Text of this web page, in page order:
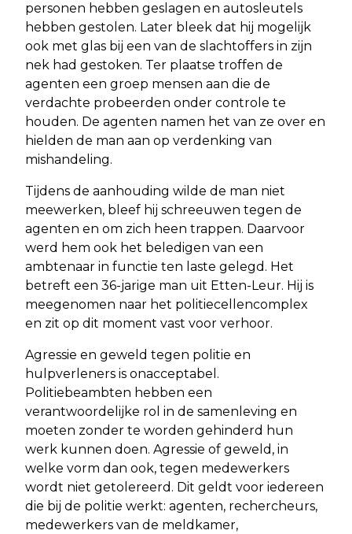
personen hebben geslagen en autosleutels
hebben gestolen. Later bleek dat hij mogelijk
ook met glas bij een van de slachtoffers in zijn
nek had gestoken. Ter plaatse troffen de
agenten een groep mensen aan die de
verdachte probeerden onder controle te
houden. De agenten namen het van ze over en
hielden de man aan op verdenking van
mishandeling.
Tijdens de aanhouding wilde de man niet
meewerken, bleef hij schreeuwen tegen de
agenten en om zich heen trappen. Daarvoor
werd hem ook het beledigen van een
ambtenaar in functie ten laste gelegd. Het
betreft een 36-jarige man uit Etten-Leur. Hij is
meegenomen naar het politiecellencomplex
en zit op dit moment vast voor verhoor.
Agressie en geweld tegen politie en
hulpverleners is onacceptabel.
Politiebeambten hebben een
verantwoordelijke rol in de samenleving en
moeten zonder te worden gehinderd hun
werk kunnen doen. Agressie of geweld, in
welke vorm dan ook, tegen medewerkers
wordt niet getolereerd. Dit geldt voor iedereen
die bij de politie werkt: agenten, rechercheurs,
medewerkers van de meldkamer,